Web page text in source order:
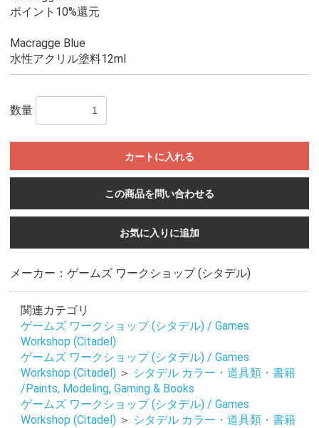
ポイント10%還元
Macragge Blue
水性アクリル塗料12ml
数量
カートに入れる
この商品を問い合わせる
お気に入りに追加
メーカー：ゲームズ ワークショップ (シタデル)
関連カテゴリ
ゲームズ ワークショップ (シタデル) / Games
Workshop (Citadel)
ゲームズ ワークショップ (シタデル) / Games
Workshop (Citadel) ＞ シタデル カラー・道具類・書籍
/Paints, Modeling, Gaming & Books
ゲームズ ワークショップ (シタデル) / Games
Workshop (Citadel) ＞ シタデル カラー・道具類・書籍